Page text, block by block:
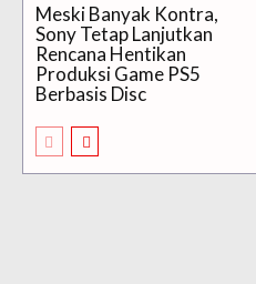
Meski Banyak Kontra,
Sony Tetap Lanjutkan
Rencana Hentikan
Produksi Game PS5
Berbasis Disc